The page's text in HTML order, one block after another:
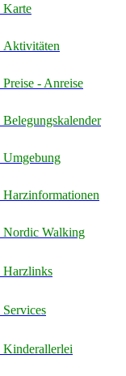
Karte
Aktivitäten
Preise - Anreise
Belegungskalender
Umgebung
Harzinformationen
Nordic Walking
Harzlinks
Services
Kinderallerlei